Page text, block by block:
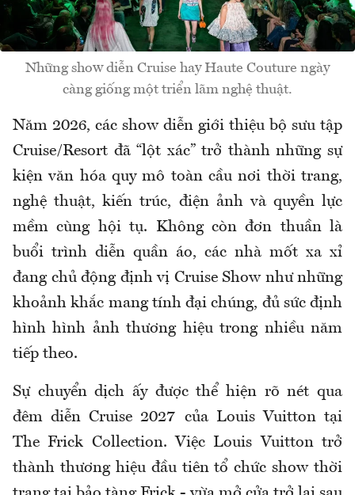
Những show diễn Cruise hay Haute Couture ngày
càng giống một triển lãm nghệ thuật.
Năm 2026, các show diễn giới thiệu bộ sưu tập
Cruise/Resort đã “lột xác” trở thành những sự
kiện văn hóa quy mô toàn cầu nơi thời trang,
nghệ thuật, kiến trúc, điện ảnh và quyền lực
mềm cùng hội tụ. Không còn đơn thuần là
buổi trình diễn quần áo, các nhà mốt xa xỉ
đang chủ động định vị Cruise Show như những
khoảnh khắc mang tính đại chúng, đủ sức định
hình hình ảnh thương hiệu trong nhiều năm
tiếp theo.
Sự chuyển dịch ấy được thể hiện rõ nét qua
đêm diễn Cruise 2027 của Louis Vuitton tại
The Frick Collection. Việc Louis Vuitton trở
thành thương hiệu đầu tiên tổ chức show thời